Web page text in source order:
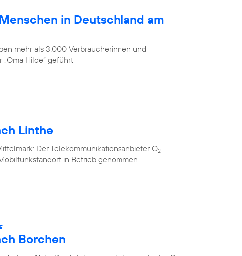
in Deutschland am
mehr als 3.000 Verbraucherinnen und
Hilde“ geführt
Linthe
Der Telekommunikationsanbieter O2
in Betrieb genommen
Borchen